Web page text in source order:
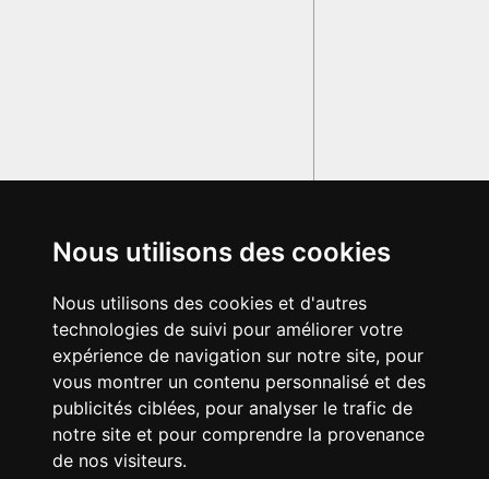
Nous utilisons des cookies
Nous utilisons des cookies et d'autres
technologies de suivi pour améliorer votre
expérience de navigation sur notre site, pour
vous montrer un contenu personnalisé et des
publicités ciblées, pour analyser le trafic de
notre site et pour comprendre la provenance
de nos visiteurs.